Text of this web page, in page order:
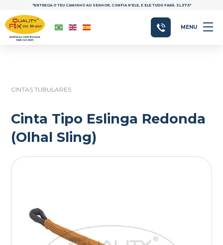
"ENTREGA O TEU CAMINHO AO SENHOR; CONFIA N'ELE, E ELE TUDO FARÁ. SL.37:5"
MENU
CINTAS TUBULARES
Cinta Tipo Eslinga Redonda
(Olhal Sling)